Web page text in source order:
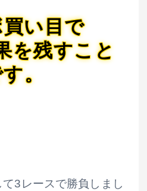
い目で
を残すこと
。
3レースで勝負しまし